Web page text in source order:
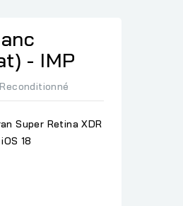
- IMP
Reconditionné
Super Retina XDR
18